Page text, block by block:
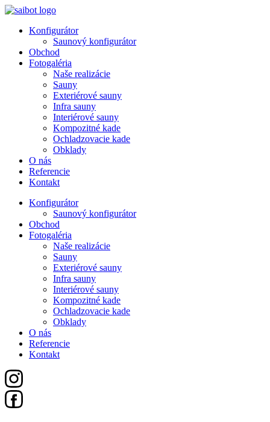
Preskočiť
obsah
Konfigurátor
Saunový konfigurátor
Obchod
Fotogaléria
Naše realizácie
Sauny
Exteriérové sauny
Infra sauny
Interiérové sauny
Kompozitné kade
Ochladzovacie kade
Obklady
O nás
Referencie
Kontakt
Konfigurátor
Saunový konfigurátor
Obchod
Fotogaléria
Naše realizácie
Sauny
Exteriérové sauny
Infra sauny
Interiérové sauny
Kompozitné kade
Ochladzovacie kade
Obklady
O nás
Referencie
Kontakt